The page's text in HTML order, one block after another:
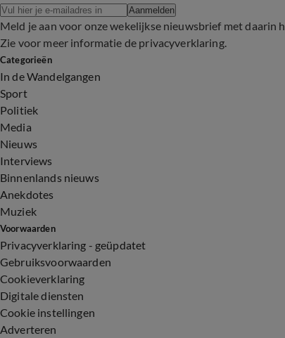
Aanmelden
Meld je aan voor onze wekelijkse nieuwsbrief met daarin
Zie voor meer informatie de privacyverklaring.
Categorieën
In de Wandelgangen
Sport
Politiek
Media
Nieuws
Interviews
Binnenlands nieuws
Anekdotes
Muziek
Voorwaarden
Privacyverklaring - geüpdatet
Gebruiksvoorwaarden
Cookieverklaring
Digitale diensten
Cookie instellingen
Adverteren